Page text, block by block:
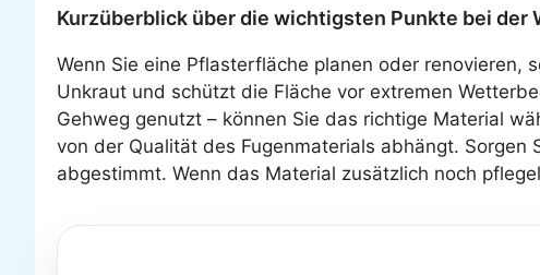
Kurzüberblick über die wichtigsten Punkte bei der
Wenn Sie eine Pflasterfläche planen oder
Unkraut und schützt die Fläche vor extremen
Gehweg genutzt – können Sie das richtige Material
von der Qualität des Fugenmaterials abhängt.
abgestimmt. Wenn das Material zusätzlich noch